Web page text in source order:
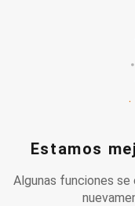
Estamos
Algunas funciones